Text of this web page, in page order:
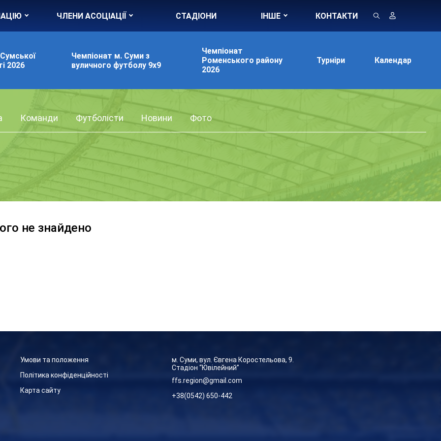
ЧЛЕНИ АСОЦІАЦІЇ СТАДІОНИ ІНШЕ КОНТАКТИ
2026
Чемпіонат м. Суми з
вуличного футболу 9х9
Чемпіонат
Роменського району
2026
Турніри Календар
Команди Футболісти Новини Фото
не знайдено
Умови та положення
Політика конфіденційності
Карта сайту
м. Суми, вул. Євгена Коростельова, 9.
Стадіон “Ювілейний”
ffs.region@gmail.com
+38(0542) 650-442